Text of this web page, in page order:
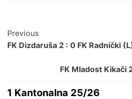
Post
Navigation
Previous
FK Dizdaruša 2 : 0 FK Radnički
FK Mladost Kikači
1 Kantonalna 25/26